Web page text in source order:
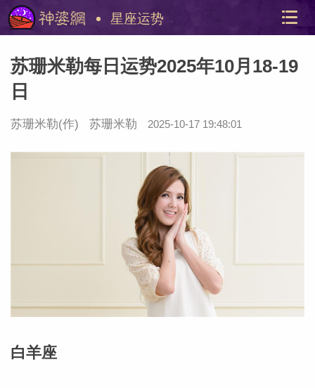
星座运势
苏珊米勒每日运势2025年10月18-19
日
苏珊米勒(作) 苏珊米勒 2025-10-17 19:48:01
白羊座